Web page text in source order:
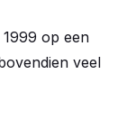
op een
veel